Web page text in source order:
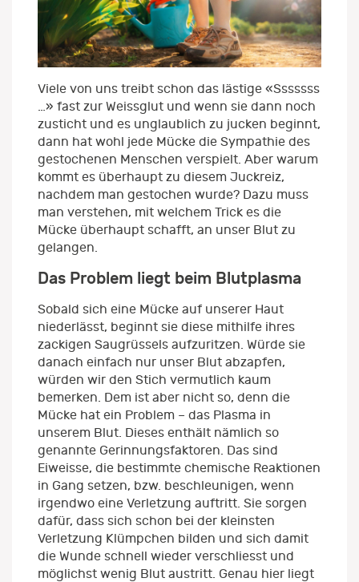
Viele von uns treibt schon das lästige «Sssssss
…» fast zur Weissglut und wenn sie dann noch
zusticht und es unglaublich zu jucken beginnt,
dann hat wohl jede Mücke die Sympathie des
gestochenen Menschen verspielt. Aber warum
kommt es überhaupt zu diesem Juckreiz,
nachdem man gestochen wurde? Dazu muss
man verstehen, mit welchem Trick es die
Mücke überhaupt schafft, an unser Blut zu
gelangen.
Das Problem liegt beim Blutplasma
Sobald sich eine Mücke auf unserer Haut
niederlässt, beginnt sie diese mithilfe ihres
zackigen Saugrüssels aufzuritzen. Würde sie
danach einfach nur unser Blut abzapfen,
würden wir den Stich vermutlich kaum
bemerken. Dem ist aber nicht so, denn die
Mücke hat ein Problem – das Plasma in
unserem Blut. Dieses enthält nämlich so
genannte Gerinnungsfaktoren. Das sind
Eiweisse, die bestimmte chemische Reaktionen
in Gang setzen, bzw. beschleunigen, wenn
irgendwo eine Verletzung auftritt. Sie sorgen
dafür, dass sich schon bei der kleinsten
Verletzung Klümpchen bilden und sich damit
die Wunde schnell wieder verschliesst und
möglichst wenig Blut austritt. Genau hier liegt